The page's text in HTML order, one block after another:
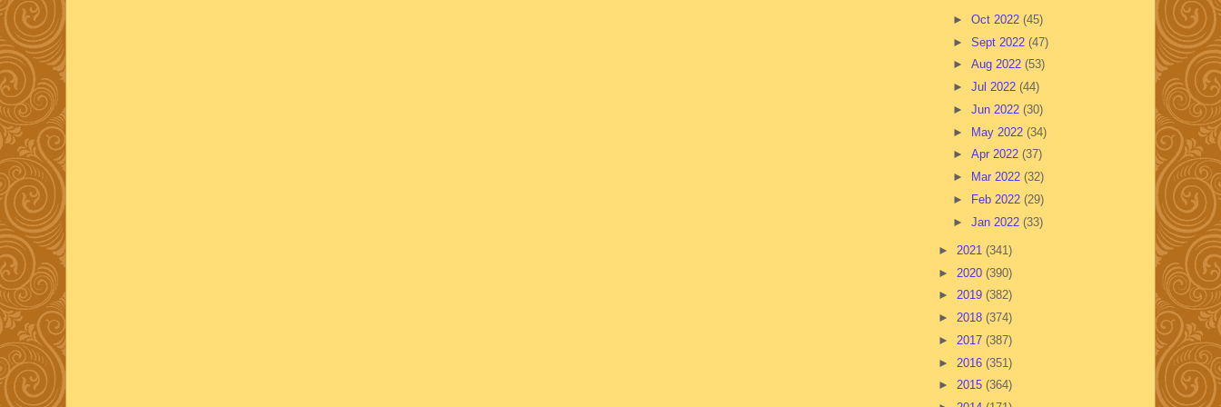
► Oct 2022 (45)
► Sept 2022 (47)
► Aug 2022 (53)
► Jul 2022 (44)
► Jun 2022 (30)
► May 2022 (34)
► Apr 2022 (37)
►
Mar 2022 (32)
►
Feb 2022 (29)
► Jan 2022 (33)
► 2021 (341)
► 2020 (390)
► 2019 (382)
► 2018 (374)
► 2017 (387)
► 2016 (351)
► 2015 (364)